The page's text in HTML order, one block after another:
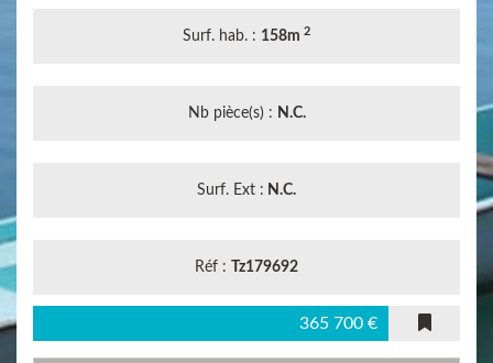
Surf. hab. : 158m 2
Nb pièce(s) : N.C.
Surf. Ext : N.C.
Réf : Tz179692
365 700 €